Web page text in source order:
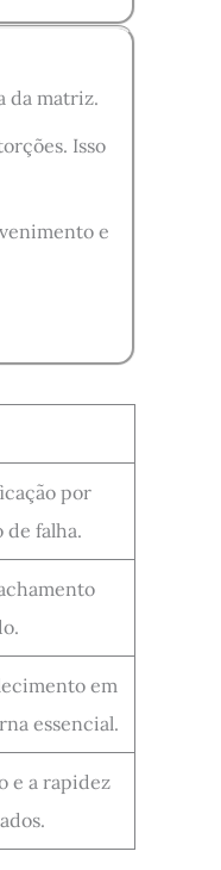
da matriz.
Isso
e
por
falha.
em
essencial.
e a rapidez